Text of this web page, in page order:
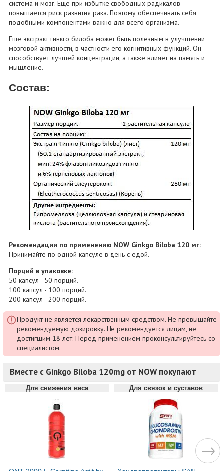
система и мозг. Еще при избытке свободных радикалов
повышается риск развития рака. Поэтому обеспечивать себя
подобными компонентами важно для всего организма.
Еще экстракт гинкго билоба может быть полезным в улучшении
мозговой активности, в частности его когнитивных функций. Он
способствует лучшей концентрации, а также влияет на память и
мышление.
Состав:
Рекомендации по применению NOW Ginkgo Biloba 120 мг:
Принимайте по одной капсуле в день с едой.
Порций в упаковке:
50 капсул - 50 порций.
100 капсул - 100 порций.
200 капсул - 200 порций.
Продукт не является лекарственным средством. Не превышайте
рекомендуемую дозировку. Не рекомендуется лицам, не
достигшим 18 лет. Перед применением проконсультируйтесь со
специалистом.
Вместе с Ginkgo Biloba 120mg от NOW покупают
Для снижения веса Для связок и суставов